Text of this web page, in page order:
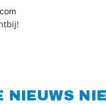
NIEUWS